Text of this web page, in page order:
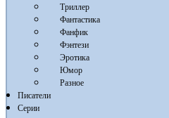
Триллер
Фантастика
Фанфик
Фэнтези
Эротика
Юмор
Разное
Писатели
Серии